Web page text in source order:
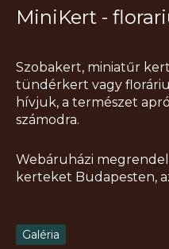
MiniKert -
Szobakert, miniatűr
tündérkert vagy
hívjuk, a természet
számodra.
Webáruházi
kerteket Budapesten,
Galéria